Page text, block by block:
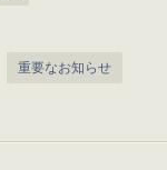
重要なお知らせ